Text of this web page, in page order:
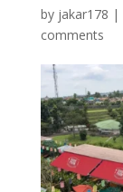
by jakar178 |
comments